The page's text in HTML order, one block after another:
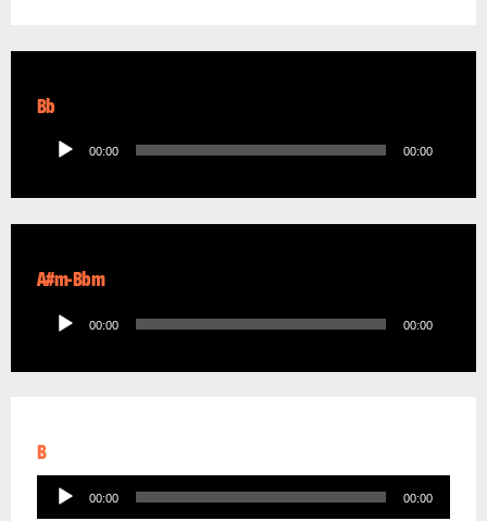
Bb
Audio
Player
00:00 00:00
A#m-Bbm
Audio
Player
00:00 00:00
B
Audio
Player
00:00 00:00